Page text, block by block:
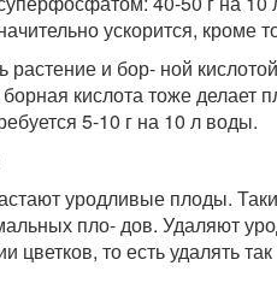
ускорится, кроме
и бор- ной
кислота тоже делает
5-10 г на 10 л воды.
уродливые плоды.
пло- дов. Удаляют
цветков, то есть удалять